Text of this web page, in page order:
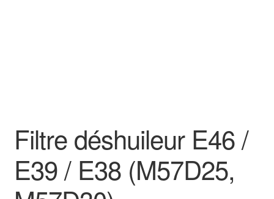
Filtre déshuileur E46 /
E39 / E38 (M57D25,